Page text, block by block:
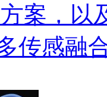
案，以
传感融